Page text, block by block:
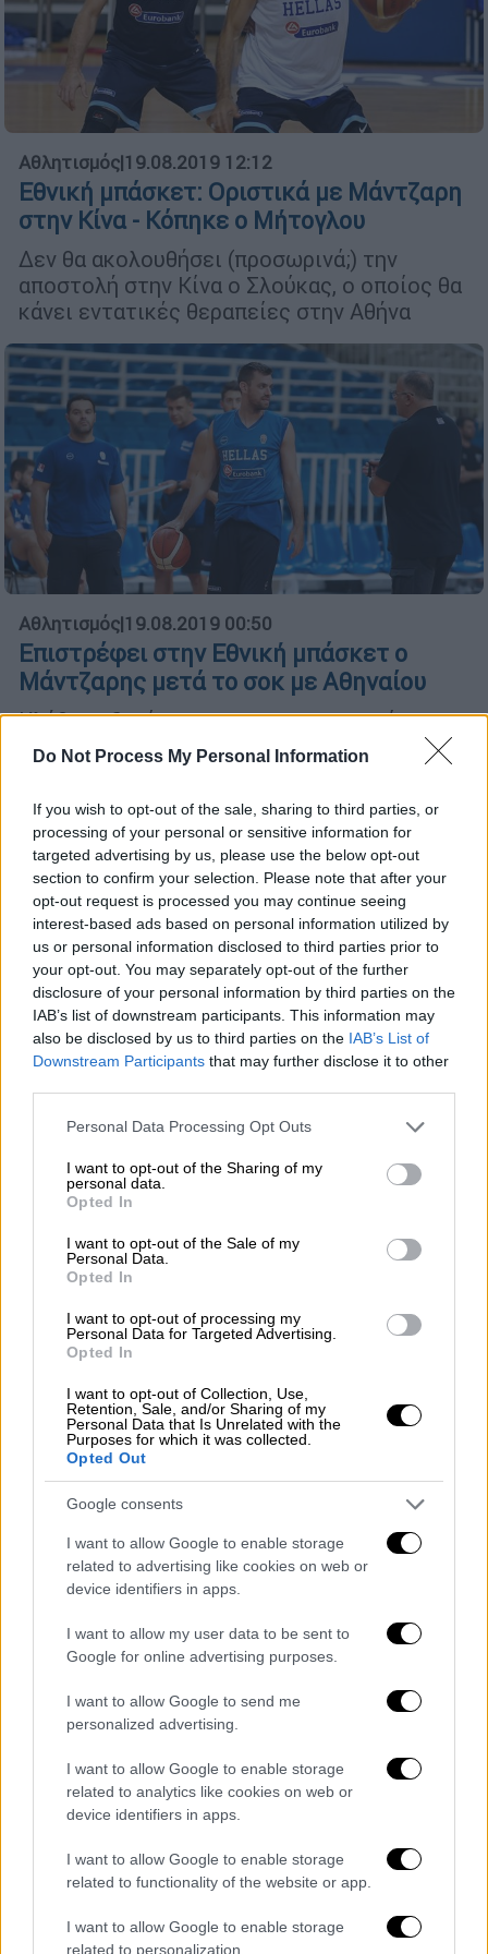
Do Not Process My Personal Information
If you wish to opt-out of the sale, sharing to third parties, or
processing of your personal or sensitive information for
targeted advertising by us, please use the below opt-out
section to confirm your selection. Please note that after your
opt-out request is processed you may continue seeing
interest-based ads based on personal information utilized by
us or personal information disclosed to third parties prior to
your opt-out. You may separately opt-out of the further
disclosure of your personal information by third parties on the
IAB’s list of downstream participants. This information may
also be disclosed by us to third parties on the IAB’s List of
Downstream Participants that may further disclose it to other
Please note that this website/app uses one or more Google
not limited to your visit or usage behaviour. You may click to
grant or deny consent to Google and its third-party tags to
use your data for below specified purposes in below Google
consent section.
Personal Data Processing Opt Outs
I want to opt-out of the Sharing of my
personal data.
Opted In
I want to opt-out of the Sale of my
Personal Data.
Opted In
I want to opt-out of processing my
Personal Data for Targeted Advertising.
Opted In
I want to opt-out of Collection, Use,
Retention, Sale, and/or Sharing of my
Personal Data that Is Unrelated with the
Purposes for which it was collected.
Opted Out
Google consents
I want to allow Google to enable storage
related to advertising like cookies on web or
device identifiers in apps.
I want to allow my user data to be sent to
Google for online advertising purposes.
I want to allow Google to send me
personalized advertising.
I want to allow Google to enable storage
related to analytics like cookies on web or
device identifiers in apps.
I want to allow Google to enable storage
related to functionality of the website or app.
I want to allow Google to enable storage
related to personalization.
Αθλητισμός|19.08.2019 12:12
Εθνική μπάσκετ: Οριστικά με Μάντζαρη
στην Κίνα - Κόπηκε ο Μήτογλου
Δεν θα ακολουθήσει (προσωρινά;) την
αποστολή στην Κίνα ο Σλούκας, ο οποίος θα
κάνει εντατικές θεραπείες στην Αθήνα
Αθλητισμός|19.08.2019 00:50
Επιστρέφει στην Εθνική μπάσκετ ο
Μάντζαρης μετά το σοκ με Αθηναίου
Κλήθηκε ξανά στο αντιπροσωπευτικό
συγκρότημα ο άσος της Ούνικς λίγες ημέρες
μετά την αποχώρησή του
Αθλητισμός|19.08.2019 00:44
Αντετοκούνμπο από την Εθνική
Μάντζαρης και ο Κώστας Αντετοκούνμπο
«κόπηκαν» από τον Θανάση Σκουρτόπουλο
Ολυμπιακός: Τέλος εποχής για
Μάντζαρη - Μετακομίζει στην Ούνιξ
Καζάν
Παρελθόν από τους ερυθρόλευκους ο
Έλληνας γκαρντ
ΑΛΛΑ #TAGS